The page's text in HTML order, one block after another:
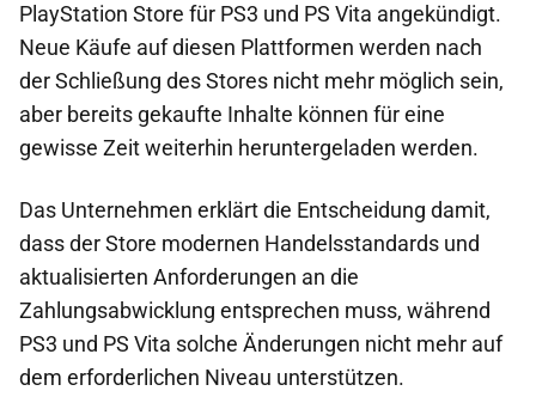
PlayStation Store für PS3 und PS Vita angekündigt.
Neue Käufe auf diesen Plattformen werden nach
der Schließung des Stores nicht mehr möglich sein,
aber bereits gekaufte Inhalte können für eine
gewisse Zeit weiterhin heruntergeladen werden.
Das Unternehmen erklärt die Entscheidung damit,
dass der Store modernen Handelsstandards und
aktualisierten Anforderungen an die
Zahlungsabwicklung entsprechen muss, während
PS3 und PS Vita solche Änderungen nicht mehr auf
dem erforderlichen Niveau unterstützen.